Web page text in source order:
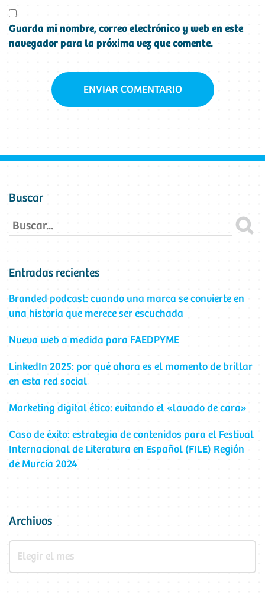
Guarda mi nombre, correo electrónico y web en este
navegador para la próxima vez que comente.
Buscar
Entradas recientes
Branded podcast: cuando una marca se convierte en
una historia que merece ser escuchada
Nueva web a medida para FAEDPYME
LinkedIn 2025: por qué ahora es el momento de brillar
en esta red social
Marketing digital ético: evitando el «lavado de cara»
Caso de éxito: estrategia de contenidos para el Festival
Internacional de Literatura en Español (FILE) Región
de Murcia 2024
Archivos